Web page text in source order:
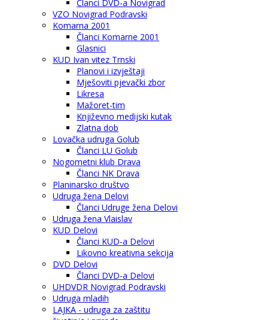
Članci DVD-a Novigrad
VZO Novigrad Podravski
Komarna 2001
Članci Komarne 2001
Glasnici
KUD Ivan vitez Trnski
Planovi i izvještaji
Mješoviti pjevački zbor
Likresa
Mažoret-tim
Književno medijski kutak
Zlatna dob
Lovačka udruga Golub
Članci LU Golub
Nogometni klub Drava
Članci NK Drava
Planinarsko društvo
Udruga žena Delovi
Članci Udruge žena Delovi
Udruga žena Vlaislav
KUD Delovi
Članci KUD-a Delovi
Likovno kreativna sekcija
DVD Delovi
Članci DVD-a Delovi
UHDVDR Novigrad Podravski
Udruga mladih
LAJKA - udruga za zaštitu